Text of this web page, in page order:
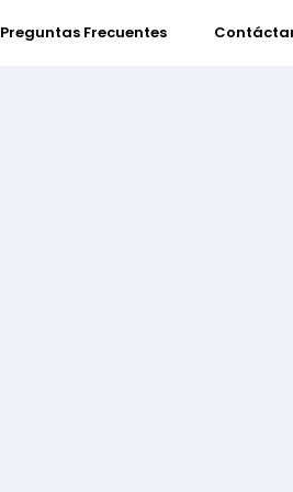
Preguntas Frecuentes